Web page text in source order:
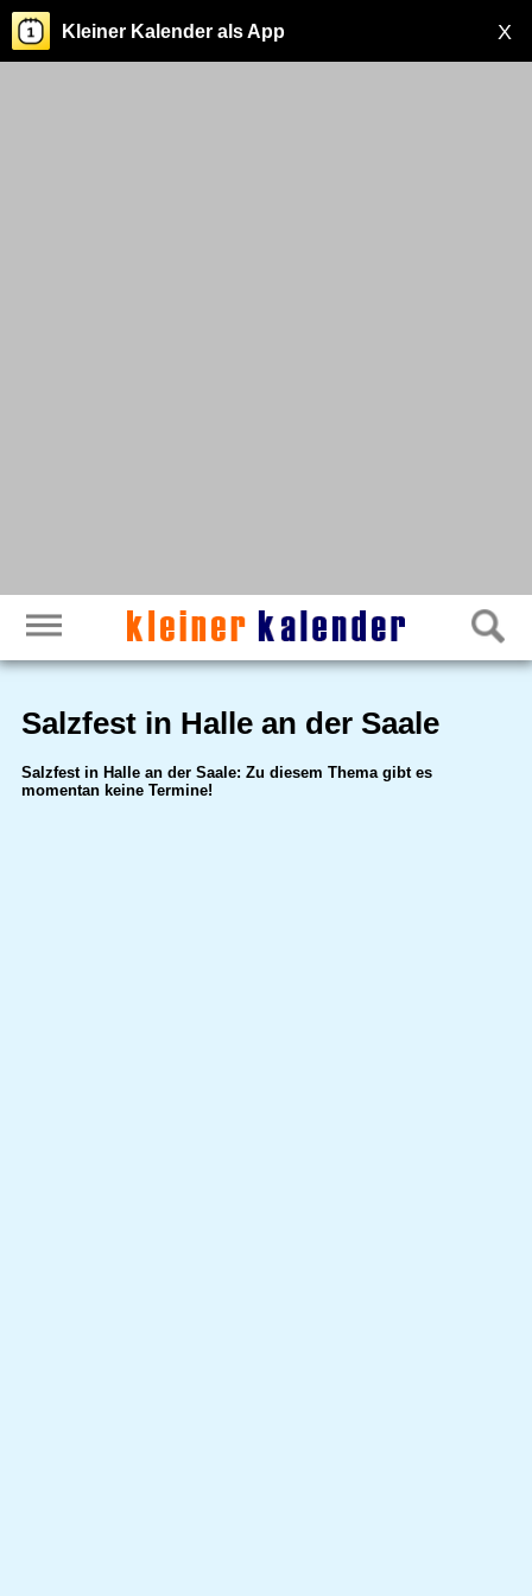
X
Kleiner Kalender als App
Salzfest in Halle an der Saale
Salzfest in Halle an der Saale: Zu diesem Thema gibt es
momentan keine Termine!